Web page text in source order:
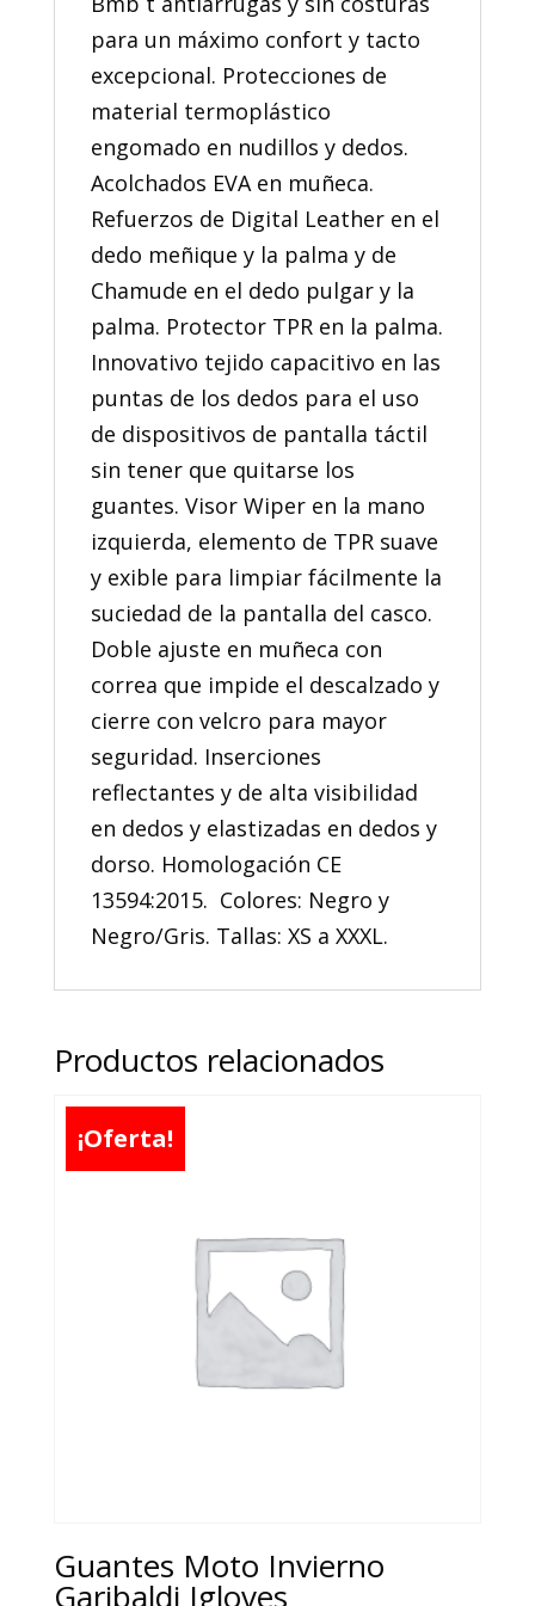
para un máximo confort y tacto
excepcional. Protecciones de
material termoplástico
engomado en nudillos y dedos.
Acolchados EVA en muñeca.
Refuerzos de Digital Leather en el
dedo meñique y la palma y de
Chamude en el dedo pulgar y la
palma. Protector TPR en la palma.
Innovativo tejido capacitivo en las
puntas de los dedos para el uso
de dispositivos de pantalla táctil
sin tener que quitarse los
guantes. Visor Wiper en la mano
izquierda, elemento de TPR suave
y exible para limpiar fácilmente la
suciedad de la pantalla del casco.
Doble ajuste en muñeca con
correa que impide el descalzado y
cierre con velcro para mayor
seguridad. Inserciones
reflectantes y de alta visibilidad
en dedos y elastizadas en dedos y
dorso. Homologación CE
13594:2015. Colores: Negro y
Negro/Gris. Tallas: XS a XXXL.
Productos relacionados
¡Oferta!
Guantes Moto Invierno
Garibaldi Igloves